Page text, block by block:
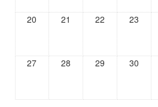
20 21 22 23
27 28 29 30